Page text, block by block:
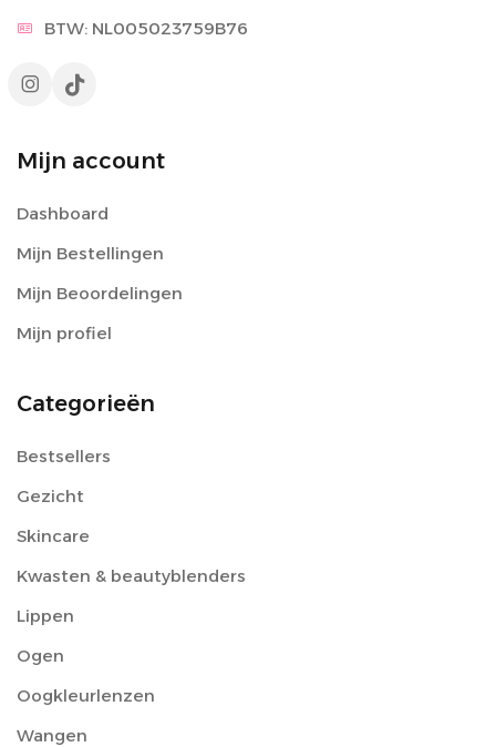
BTW: NL005023759B76
Mijn account
Dashboard
Mijn Bestellingen
Mijn Beoordelingen
Mijn profiel
Categorieën
Bestsellers
Gezicht
Skincare
Kwasten & beautyblenders
Lippen
Ogen
Oogkleurlenzen
Wangen